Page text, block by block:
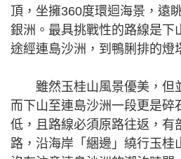
頂，坐擁360度環迴海景，遠
銀洲。最具挑戰性的路線是下
途經連島沙洲，到鴨脷排的燈
雖然玉桂山風景優美，但
而下山至連島沙洲一段更是碎
低，且路線必須原路往返，有
路，沿海岸「綑邊」繞行玉桂